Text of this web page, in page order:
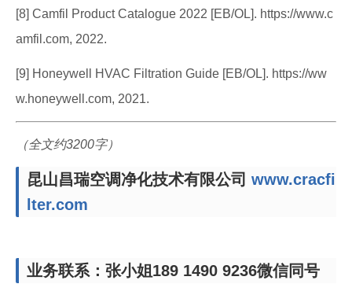
[8] Camfil Product Catalogue 2022 [EB/OL]. https://www.c
amfil.com, 2022.
[9] Honeywell HVAC Filtration Guide [EB/OL]. https://ww
w.honeywell.com, 2021.
（全文约3200字）
昆山昌瑞空调净化技术有限公司 www.cracfi
lter.com
业务联系：张小姐189 1490 9236微信同号